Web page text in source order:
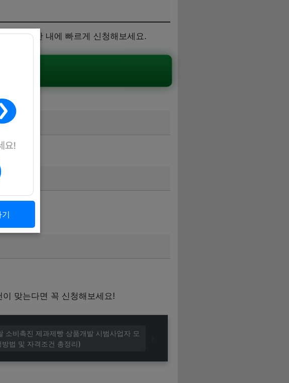
신청기한 내에 빠르게 신청해보세요.
맞는다면 꼭 신청해보세요!
소비촉진 제과제빵 상품개발 시범사업자 모
법 및 자격조건 총정리)